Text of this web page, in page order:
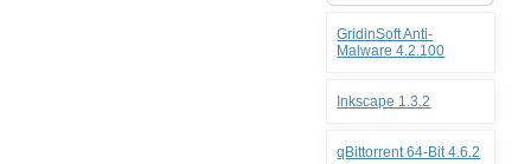
GridinSoft Anti-
Malware 4.2.100
Inkscape 1.3.2
qBittorrent 64-Bit 4.6.2